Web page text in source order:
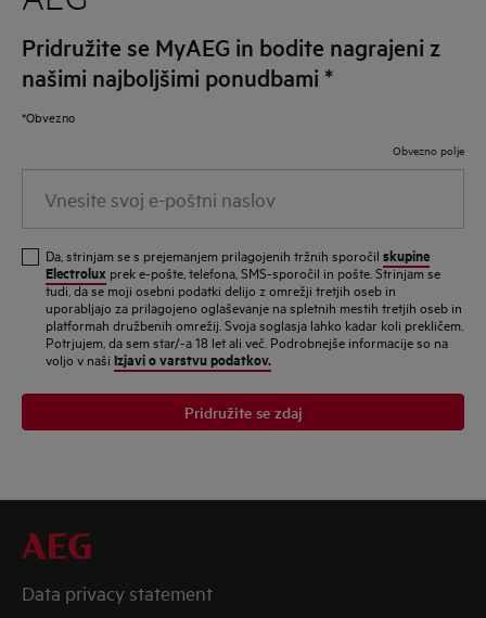
Pridružite se MyAEG in bodite nagrajeni z
našimi najboljšimi ponudbami *
*Obvezno
Obvezno polje
svoj
poštni
naslov
Da, strinjam se s prejemanjem prilagojenih tržnih sporočil skupine
Electrolux prek e-pošte, telefona, SMS-sporočil in pošte. Strinjam se
tudi, da se moji osebni podatki delijo z omrežji tretjih oseb in
uporabljajo za prilagojeno oglaševanje na spletnih mestih tretjih oseb in
platformah družbenih omrežij. Svoja soglasja lahko kadar koli prekličem.
Potrjujem, da sem star/-a 18 let ali več. Podrobnejše informacije so na
voljo v naši Izjavi o varstvu podatkov.
Pridružite se zdaj
Data privacy statement